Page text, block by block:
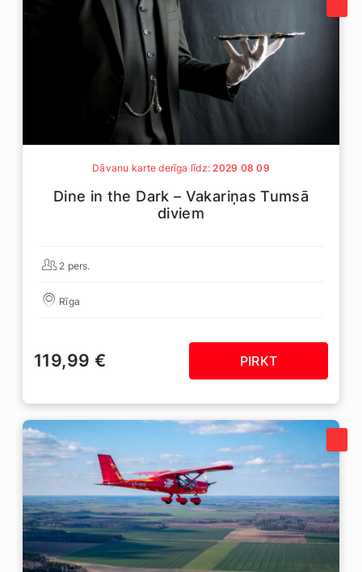
Dāvanu karte derīga līdz: 2029 08 09
Dine in the Dark – Vakariņas Tumsā
diviem
2 pers.
Rīga
119,99 € PIRKT